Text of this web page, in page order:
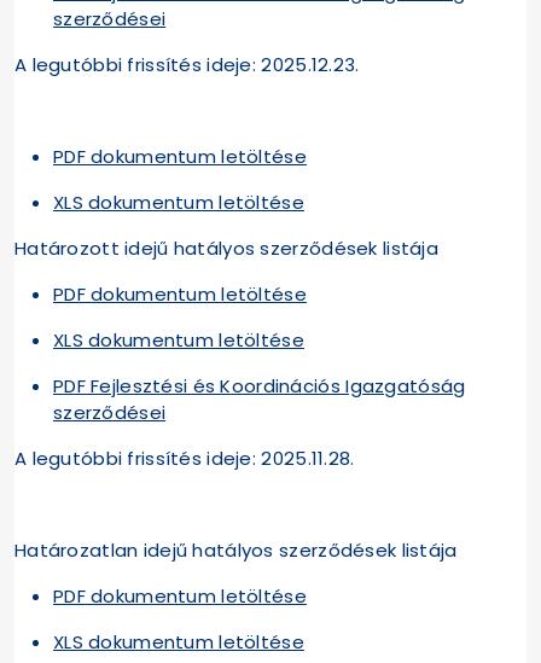
szerződései
A legutóbbi frissítés ideje: 2025.12.23.
PDF dokumentum letöltése
XLS dokumentum letöltése
Határozott idejű hatályos szerződések listája
PDF dokumentum letöltése
XLS dokumentum letöltése
PDF Fejlesztési és Koordinációs Igazgatóság
szerződései
A legutóbbi frissítés ideje: 2025.11.28.
Határozatlan idejű hatályos szerződések listája
PDF dokumentum letöltése
XLS dokumentum letöltése